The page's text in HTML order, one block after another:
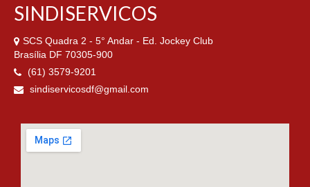
SINDISERVICOS
SCS Quadra 2 - 5° Andar - Ed. Jockey Club
Brasília DF 70305-900
(61) 3579-9201
sindiservicosdf@gmail.com